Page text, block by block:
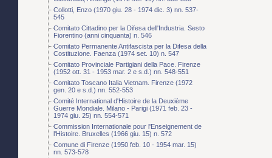
Collotti, Enzo (1970 giu. 28 - 1974 dic. 3) nn. 537-
545
Comitato Cittadino per la Difesa dell'Industria. Sesto
Fiorentino (anni cinquanta) n. 546
Comitato Permanente Antifascista per la Difesa della
Costituzione. Faenza (1974 set. 10) n. 547
Comitato Provinciale Partigiani della Pace. Firenze
(1952 ott. 31 - 1953 mar. 2 e s.d.) nn. 548-551
Comitato Toscano Italia Vietnam. Firenze (1972
gen. 20 e s.d.) nn. 552-553
Comité International d'Histoire de la Deuxième
Guerre Mondiale. Milano - Parigi (1971 feb. 23 -
1974 giu. 25) nn. 554-571
Commission Internationale pour l'Enseignement de
l'Histoire. Bruxelles (1966 giu. 15) n. 572
Comune di Firenze (1950 feb. 10 - 1954 mar. 15)
nn. 573-578